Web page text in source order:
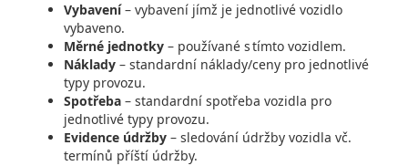
Vybavení– vybavení jímž je jednotlivé vozidlo
vybaveno.
Měrné jednotky – používané s tímto vozidlem.
Náklady – standardní náklady/ceny pro jednotlivé
typy provozu.
Spotřeba – standardní spotřeba vozidla pro
jednotlivé typy provozu.
Evidence údržby – sledování údržby vozidla vč.
termínů příští údržby.